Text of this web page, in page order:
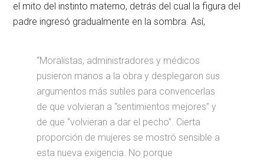
el mito del instinto materno, detrás del cual la figura del
padre ingresó gradualmente en la sombra. Así,
“Moralistas, administradores y médicos
pusieron manos a la obra y desplegaron sus
argumentos más sutiles para convencerlas
de que volvieran a “sentimientos mejores” y
de que “volvieran a dar el pecho”. Cierta
proporción de mujeres se mostró sensible a
esta nueva exigencia. No porque